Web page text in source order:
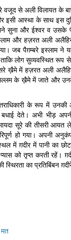
से अली विलायत के
इसी आस्था के साथ इस
सुना और ईश्वर व
और हज़रत अली
जब पैग़म्बरे इस्लाम
लोग सुव्यवस्थित
ख़ैमे में हज़रत अली
के ख़ैमे में जाते और
के रूप में
देते। अभी भीड़
सूरे की तीसरी
हो गया। अपनी
में ग़दीर में पानी का
को तृप्त करती
का प्रतिबिंबन
मत